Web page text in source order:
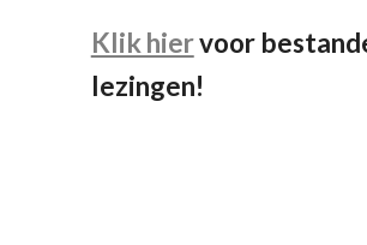
Klik hiervoor
lezingen!